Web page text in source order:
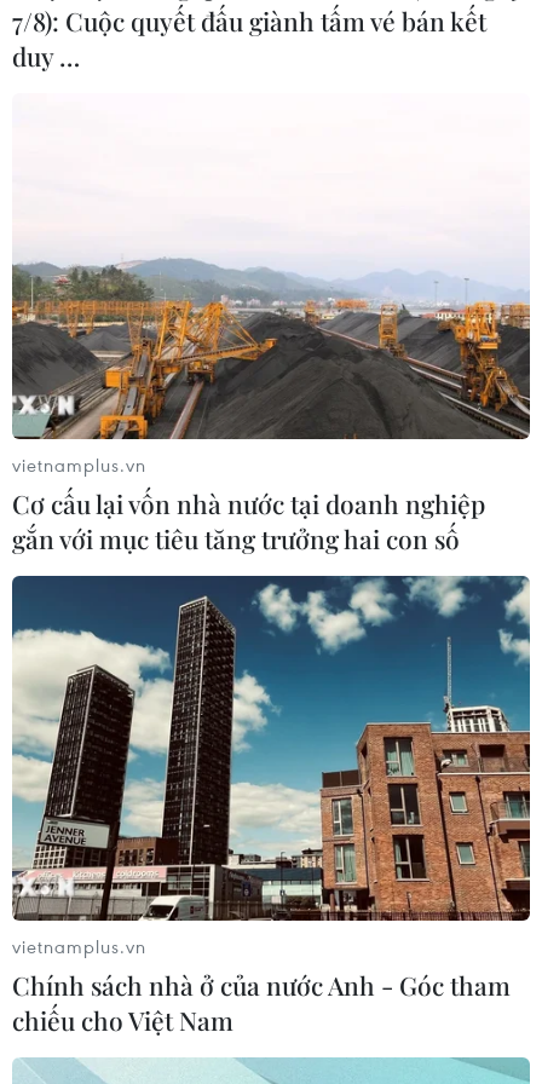
7/8): Cuộc quyết đấu giành tấm vé bán kết
duy …
vietnamplus.vn
Cơ cấu lại vốn nhà nước tại doanh nghiệp
gắn với mục tiêu tăng trưởng hai con số
vietnamplus.vn
Chính sách nhà ở của nước Anh - Góc tham
chiếu cho Việt Nam